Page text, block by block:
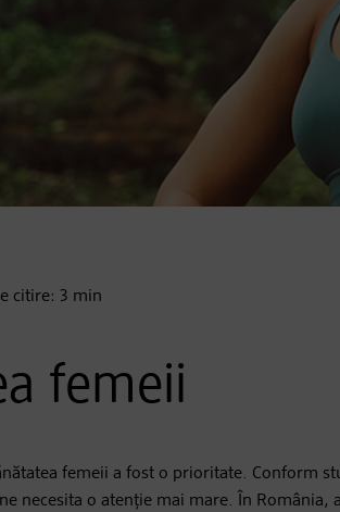
citire: 3 min
femeii
femeii a fost o prioritate. Conform
necesita o atenție mai mare. În România,